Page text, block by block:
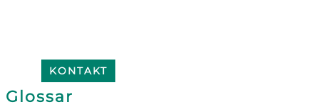
KONTAKT
Glossar